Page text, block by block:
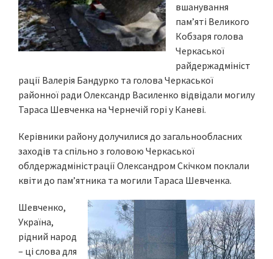
вшанування
пам’яті Великого
Кобзаря голова
Черкаської
райдержадмініст
рації Валерія Бандурко та голова Черкаської
районної ради Олександр Василенко відвідали могилу
Тараса Шевченка на Чернечій горі у Каневі.
Керівники району долучилися до загальнообласних
заходів та спільно з головою Черкаської
облдержадміністрації Олександром Скічком поклали
квіти до пам’ятника та могили Тараса Шевченка.
Шевченко,
Україна,
рідний народ
– ці слова для